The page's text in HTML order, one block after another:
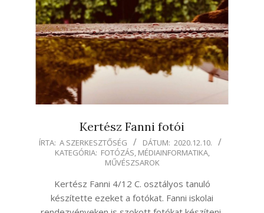
Kertész Fanni fotói
2020-
ÍRTA: A SZERKESZTŐSÉG DÁTUM: 2020.12.10.
KATEGÓRIA: FOTÓZÁS, MÉDIAINFORMATIKA,
MŰVÉSZSAROK
Kertész Fanni 4/12 C. osztályos tanuló
készítette ezeket a fotókat. Fanni iskolai